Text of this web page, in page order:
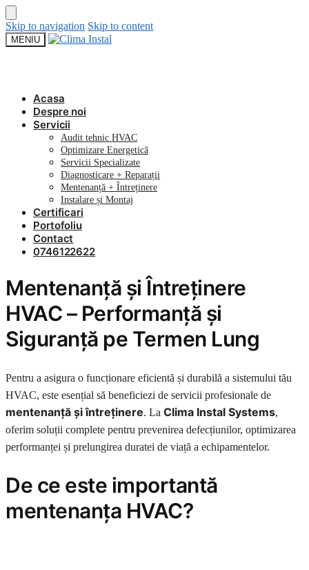
Skip to navigation Skip to content
MENIU
Acasa
Despre noi
Servicii
Audit tehnic HVAC
Optimizare Energetică
Servicii Specializate
Diagnosticare + Reparații
Mentenanță + Întreținere
Instalare și Montaj
Certificari
Portofoliu
Contact
0746122622
Mentenanță și Întreținere
HVAC – Performanță și
Siguranță pe Termen Lung
Pentru a asigura o funcționare eficientă și durabilă a sistemului tău
HVAC, este esențial să beneficiezi de servicii profesionale de
mentenanță și întreținere. La Clima Instal Systems,
oferim soluții complete pentru prevenirea defecțiunilor, optimizarea
performanței și prelungirea duratei de viață a echipamentelor.
De ce este importantă
mentenanța HVAC?